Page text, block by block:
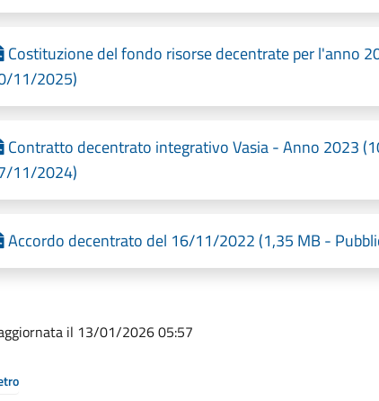
Costituzione del fondo risorse decentrate per l'anno
11/2025)
Contratto decentrato integrativo Vasia - Anno 2023
11/2024)
Accordo decentrato del 16/11/2022 (1,35 MB -
il 13/01/2026 05:57